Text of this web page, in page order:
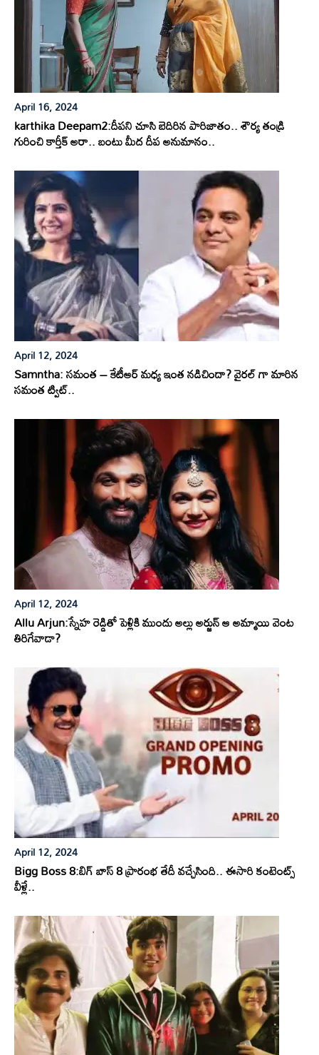
April 16, 2024
karthika Deepam2:దీపని చూసి బెదిరిన పారిజాతం.. శౌర్య తండ్రి
గురించి కార్తీక్ అరా.. బంటు మీద దీప అనుమానం..
April 12, 2024
Samntha: సమంత – కేటీఆర్ మధ్య ఇంత నడిచిందా? వైరల్ గా మారిన
సమంత ట్విట్..
April 12, 2024
Allu Arjun:స్నేహ రెడ్డితో పెళ్లికి ముందు అల్లు అర్జున్ ఆ అమ్మాయి వెంట
తిరిగేవాడా?
April 12, 2024
Bigg Boss 8:బిగ్ బాస్ 8 ప్రారంభ తేదీ వచ్చేసింది.. ఈసారి కంటెంట్స్
వీళ్లే..